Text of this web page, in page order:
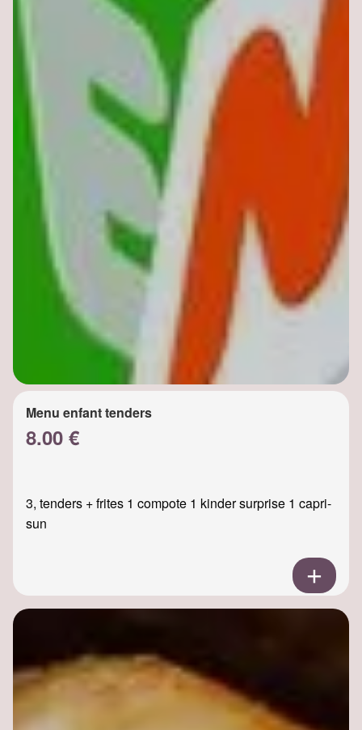
Menu enfant tenders
8.00 €
3, tenders + frites 1 compote 1 kinder surprise 1 capri-
sun